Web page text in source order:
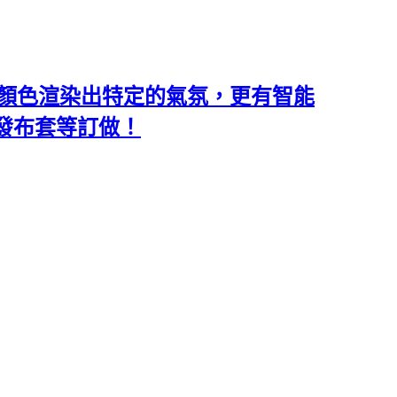
色渲染出特定的氣氛，更有智能
套等訂做！